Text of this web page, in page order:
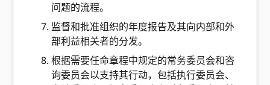
问题的流程。
监督和批准组织的年度报告及其向内部和外
部利益相关者的分发。
根据需要任命章程中规定的常务委员会和咨
询委员会以支持其行动，包括执行委员会、